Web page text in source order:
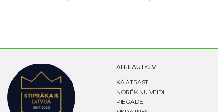
AFBEAUTY.LV
KĀ ATRAST
NORĒĶINU VEIDI
PIEGĀDE